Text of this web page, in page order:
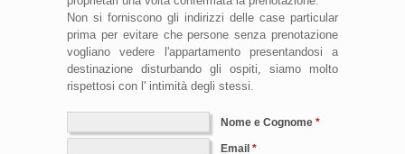
Non si forniscono gli indirizzi delle case particular
prima per evitare che persone senza prenotazione
vogliano vedere l'appartamento presentandosi a
destinazione disturbando gli ospiti, siamo molto
rispettosi con l' intimità degli stessi.
Nome e Cognome
Email